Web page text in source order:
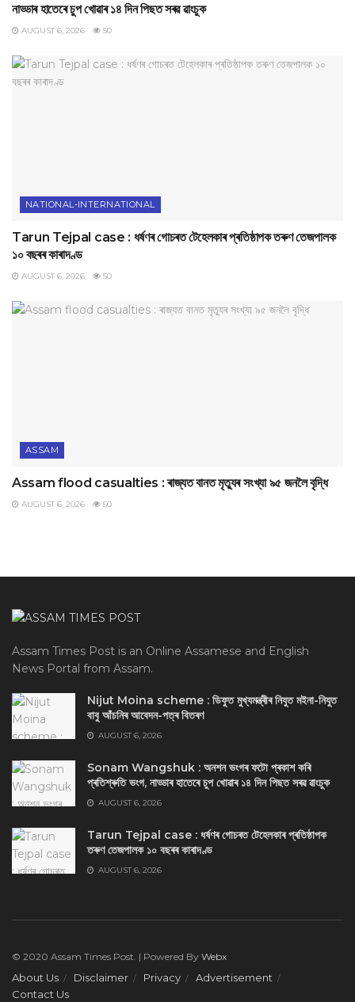
নাড্ডাৰ হাতেৰে চুপ খোৱাৰ ১৪ দিন পিছত সৰৱ ৱাংচুক
AUGUST 6, 2026 50
NATIONAL-INTERNATIONAL
Tarun Tejpal case : ধৰ্ষণৰ গোচৰত টেহেলকাৰ প্ৰতিষ্ঠাপক তৰুণ তেজপালক
১০ বছৰৰ কাৰাদণ্ড
AUGUST 6, 2026 50
ASSAM
Assam flood casualties : ৰাজ্যত বানত মৃত্যুৰ সংখ্যা ৯৫ জনলৈ বৃদ্ধি
AUGUST 6, 2026 50
Assam Times Post is an Online Assamese and English
News Portal from Assam.
Nijut Moina scheme : ডিফুত মুখ্যমন্ত্ৰীৰ নিযুত মইনা-নিযুত
বাবু আঁচনিৰ আবেদন-পত্ৰ বিতৰণ
AUGUST 6, 2026
Sonam Wangshuk : অনশন ভংগৰ ফটো প্ৰকাশ কৰি
প্ৰতিশ্ৰুতি ভংগ, নাড্ডাৰ হাতেৰে চুপ খোৱাৰ ১৪ দিন পিছত সৰৱ ৱাংচুক
AUGUST 6, 2026
Tarun Tejpal case : ধৰ্ষণৰ গোচৰত টেহেলকাৰ প্ৰতিষ্ঠাপক
তৰুণ তেজপালক ১০ বছৰৰ কাৰাদণ্ড
AUGUST 6, 2026
© 2020 Assam Times Post. | Powered By Webx
About Us Disclaimer Privacy
Advertisement
Contact Us